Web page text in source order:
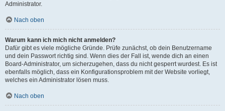
Administrator.
Nach oben
Warum kann ich mich nicht anmelden?
Dafür gibt es viele mögliche Gründe. Prüfe zunächst, ob dein Benutzername
und dein Passwort richtig sind. Wenn dies der Fall ist, wende dich an einen
Board-Administrator, um sicherzugehen, dass du nicht gesperrt wurdest. Es ist
ebenfalls möglich, dass ein Konfigurationsproblem mit der Website vorliegt,
welches ein Administrator lösen muss.
Nach oben